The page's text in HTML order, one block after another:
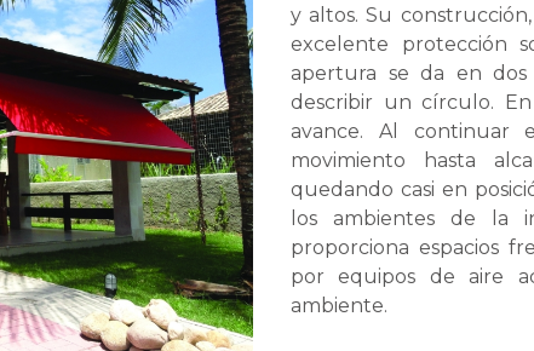
y altos. Su
excelente protección
apertura se da en dos
describir un círculo.
avance. Al continuar
movimiento hasta
quedando casi en
los ambientes de la
proporciona espacios
por equipos de aire
ambiente.